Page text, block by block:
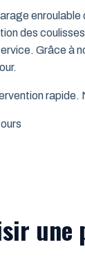
des
Grâce à
rapide.